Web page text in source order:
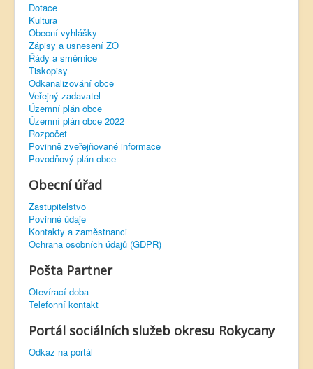
Dotace
Kultura
Obecní vyhlášky
Zápisy a usnesení ZO
Řády a směrnice
Tiskopisy
Odkanalizování obce
Veřejný zadavatel
Územní plán obce
Územní plán obce 2022
Rozpočet
Povinně zveřejňované informace
Povodňový plán obce
Obecní úřad
Zastupitelstvo
Povinné údaje
Kontakty a zaměstnanci
Ochrana osobních údajů (GDPR)
Pošta Partner
Otevírací doba
Telefonní kontakt
Portál sociálních služeb okresu Rokycany
Odkaz na portál